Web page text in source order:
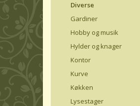
Diverse
Gardiner
Hobby og musik
Hylder og knager
Kontor
Kurve
Køkken
Lysestager